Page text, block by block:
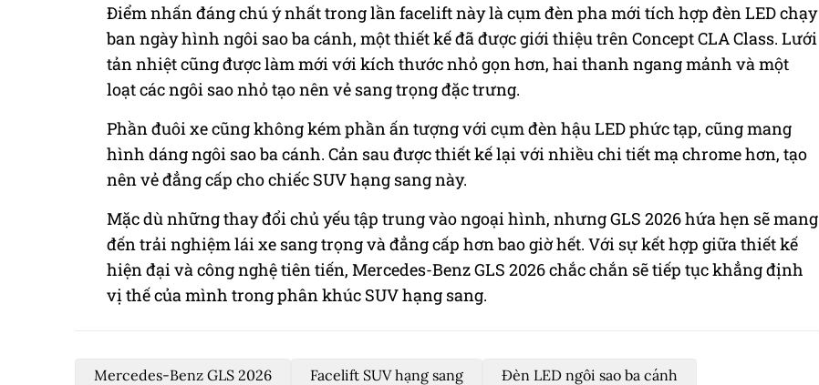
Điểm nhấn đáng chú ý nhất trong lần facelift này là cụm đèn pha mới tích hợp đèn LED chạy
ban ngày hình ngôi sao ba cánh, một thiết kế đã được giới thiệu trên Concept CLA Class. Lưới
tản nhiệt cũng được làm mới với kích thước nhỏ gọn hơn, hai thanh ngang mảnh và một
loạt các ngôi sao nhỏ tạo nên vẻ sang trọng đặc trưng.
Phần đuôi xe cũng không kém phần ấn tượng với cụm đèn hậu LED phức tạp, cũng mang
hình dáng ngôi sao ba cánh. Cản sau được thiết kế lại với nhiều chi tiết mạ chrome hơn, tạo
nên vẻ đẳng cấp cho chiếc SUV hạng sang này.
Mặc dù những thay đổi chủ yếu tập trung vào ngoại hình, nhưng GLS 2026 hứa hẹn sẽ mang
đến trải nghiệm lái xe sang trọng và đẳng cấp hơn bao giờ hết. Với sự kết hợp giữa thiết kế
hiện đại và công nghệ tiên tiến, Mercedes-Benz GLS 2026 chắc chắn sẽ tiếp tục khẳng định
vị thế của mình trong phân khúc SUV hạng sang.
Mercedes-Benz GLS 2026 Facelift SUV hạng sang
Đèn LED ngôi sao ba cánh